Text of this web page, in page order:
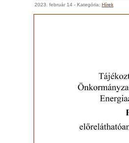
2023. február 14 - Kategória: Hírek